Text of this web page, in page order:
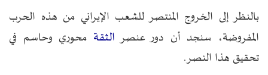
بالنظر إلى الخروج المنتصر للشعب الإيراني من هذه الحرب
المفروضة، سنجد أن دور عنصر الثقة محوري وحاسم في
تحقيق هذا النصر.